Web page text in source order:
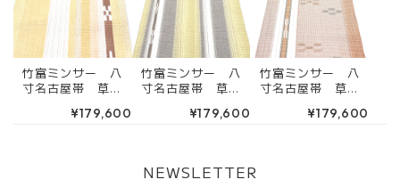
竹富ミンサー 八
寸名古屋帯 草木
黄色 黄支子色
¥179,600
竹富ミンサー 八
寸名古屋帯 草木
安色 薄黄 茶鼠
30227
¥179,600
竹富ミンサー 八
寸名古屋帯 草木
茶 白 藍 （お
¥179,600
NEWSLETTER